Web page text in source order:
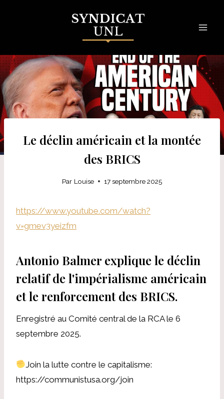
Le déclin américain et la montée
des BRICS
Par Louise 17 septembre 2025
https://www.youtube.com/watch?
v=gmev3yeizfm
Antonio Balmer explique le déclin
relatif de l'impérialisme américain
et le renforcement des BRICS.
Enregistré au Comité central de la RCA le 6
septembre 2025.
Join la lutte contre le capitalisme:
https://communistusa.org/join